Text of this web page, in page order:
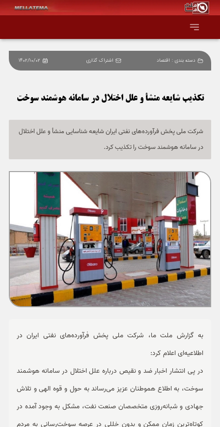
صفحه اصلی
همه عناوین
اقتصاد
سیاست و جهان
جامعه و فرهنگ
دانش و فناوری
ورزشی
حوادث
سبک زندگی
چند رسانه ای
دسته بندی : اقتصاد اشتراک گذاری 1402/10/02
تکذیب شایعه منشأ و علل اختلال در سامانه هوشمند سوخت
شرکت ملی پخش فرآورده‌های نفتی ایران شایعه شناسایی منشأ و علل اختلال
در سامانه هوشمند سوخت را تکذیب کرد.
به گزارش ملت ما، شرکت ملی پخش فرآورده‌های نفتی ایران در
اطلاعیه‌ای اعلام کرد:
در پی انتشار اخبار ضد و نقیص درباره علل اختلال در سامانه هوشمند
سوخت، به اطلاع هموطنان عزیز می‌رساند به حول و قوه الهی و تلاش
جهادی و شبانه‌روزی متخصصان صنعت نفت، مشکل به وجود آمده در
کوتاه‌ترین زمان ممکن و بدون خللی در عرصه سوخت‌رسانی به مردم